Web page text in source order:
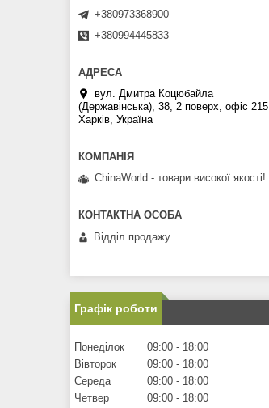
+380973368900
+380994445833
вул. Дмитра Коцюбайла
(Державінська), 38, 2 поверх, офіс 215,
Харків, Україна
ChinaWorld - товари високої якості!
Відділ продажу
Графік роботи
Понеділок 09:00
18:00
Вівторок
09:00
18:00
Середа
09:00
18:00
Четвер
09:00
18:00